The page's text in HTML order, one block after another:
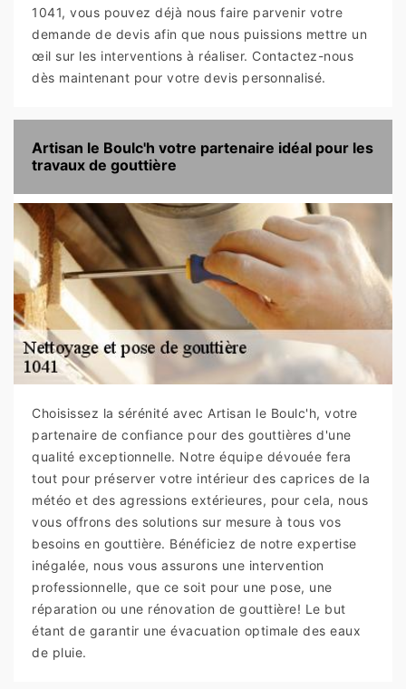
1041, vous pouvez déjà nous faire parvenir votre
demande de devis afin que nous puissions mettre un
œil sur les interventions à réaliser. Contactez-nous
dès maintenant pour votre devis personnalisé.
Artisan le Boulc'h votre partenaire idéal pour les
travaux de gouttière
Choisissez la sérénité avec Artisan le Boulc'h, votre
partenaire de confiance pour des gouttières d'une
qualité exceptionnelle. Notre équipe dévouée fera
tout pour préserver votre intérieur des caprices de la
météo et des agressions extérieures, pour cela, nous
vous offrons des solutions sur mesure à tous vos
besoins en gouttière. Bénéficiez de notre expertise
inégalée, nous vous assurons une intervention
professionnelle, que ce soit pour une pose, une
réparation ou une rénovation de gouttière! Le but
étant de garantir une évacuation optimale des eaux
de pluie.